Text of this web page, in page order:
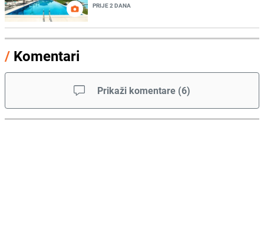
PRIJE 2 DANA
/ Komentari
Prikaži komentare (6)